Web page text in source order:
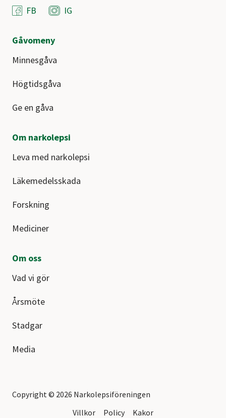
FB IG
Gåvomeny
Minnesgåva
Högtidsgåva
Ge en gåva
Om narkolepsi
Leva med narkolepsi
Läkemedelsskada
Forskning
Mediciner
Om oss
Vad vi gör
Årsmöte
Stadgar
Media
Copyright © 2026 Narkolepsiföreningen
Villkor
Policy Kakor